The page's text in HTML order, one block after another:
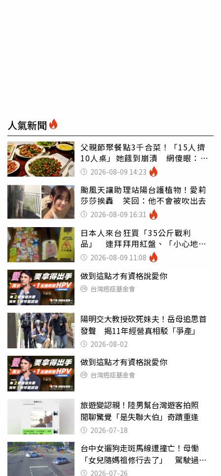
人氣新聞
父親節聚餐點3千合菜！「15人擠
10人桌」她餓到崩潰 網傻眼：讓
店家看笑話
2026-08-09 14:23
颱風天讓助理站陽台護植物！愛莉
莎莎挨轟 笑回：他不會被吹出去
2026-08-09 16:31
日本人來台狂買「35公斤戰利
品」 連拜拜用紅盤、「小心地
滑」告示牌也帶回家
2026-08-09 11:08
做到這點才有資格說愛你
台灣癌症基金會
陽明交大教授砍死妹夫！岳母追思首
發聲 揭11年經營真相駁「爭產」
2026-08-02
做到這點才有資格說愛你
台灣癌症基金會
旅遊變認親！陸男幫台灣遊客拍照
閒聊驚覺「是失聯大伯」奇蹟重逢
2026-07-18
台中女遛狗走斑馬線遭撞亡！母慟
「女兒隨媽祖修行去了」 駕駛過失
致死判9月
2026-07-26